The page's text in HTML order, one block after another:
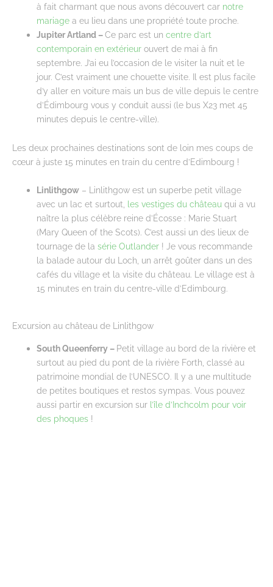
à fait charmant que nous avons découvert car notre
mariage a eu lieu dans une propriété toute proche.
Jupiter Artland –Ce parc est un centre d’art
contemporain en extérieur ouvert de mai à fin
septembre. J’ai eu l’occasion de le visiter la nuit et le
jour. C’est vraiment une chouette visite. Il est plus facile
d’y aller en voiture mais un bus de ville depuis le centre
d’Édimbourg vous y conduit aussi (le bus X23 met 45
minutes depuis le centre-ville).
Les deux prochaines destinations sont de loin mes coups de
cœur à juste 15 minutes en train du centre d’Edimbourg !
Linlithgow – Linlithgow est un superbe petit village
avec un lac et surtout, les vestiges du château qui a vu
naître la plus célèbre reine d’Écosse : Marie Stuart
(Mary Queen of the Scots). C’est aussi un des lieux de
tournage de la série Outlander ! Je vous recommande
la balade autour du Loch, un arrêt goûter dans un des
cafés du village et la visite du château. Le village est à
15 minutes en train du centre-ville d’Edimbourg.
Excursion au château de Linlithgow
South Queenferry – Petit village au bord de la rivière et
surtout au pied du pont de la rivière Forth, classé au
patrimoine mondial de l’UNESCO. Il y a une multitude
de petites boutiques et restos sympas. Vous pouvez
aussi partir en excursion sur l’île d’Inchcolm pour voir
des phoques !